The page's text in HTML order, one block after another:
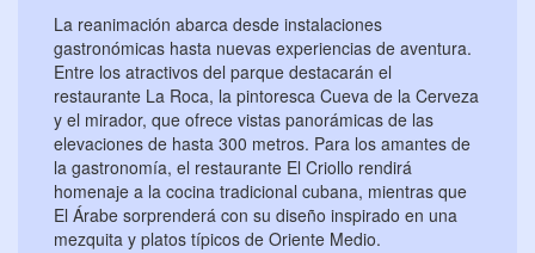
La reanimación abarca desde instalaciones
gastronómicas hasta nuevas experiencias de aventura.
Entre los atractivos del parque destacarán el
restaurante La Roca, la pintoresca Cueva de la Cerveza
y el mirador, que ofrece vistas panorámicas de las
elevaciones de hasta 300 metros. Para los amantes de
la gastronomía, el restaurante El Criollo rendirá
homenaje a la cocina tradicional cubana, mientras que
El Árabe sorprenderá con su diseño inspirado en una
mezquita y platos típicos de Oriente Medio.